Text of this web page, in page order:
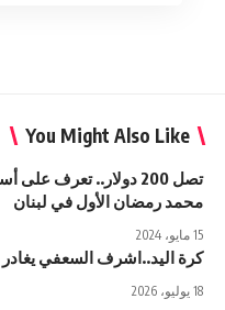
You Might Also Like
تصل 200 دولار.. تعرف
محمد رمضان الأول في لبنان
15 مايو، 2024
كرة اليد..اشرف السعفي يغادر
18 يوليو، 2026